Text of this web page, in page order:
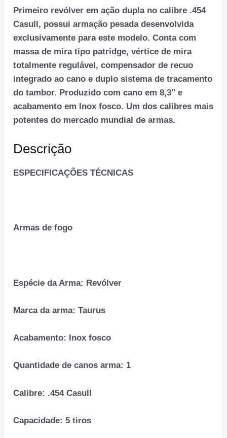
Primeiro revólver em ação dupla no calibre .454
Casull, possui armação pesada desenvolvida
exclusivamente para este modelo. Conta com
massa de mira tipo patridge, vértice de mira
totalmente regulável, compensador de recuo
integrado ao cano e duplo sistema de tracamento
do tambor. Produzido com cano em 8,3″ e
acabamento em Inox fosco. Um dos calibres mais
potentes do mercado mundial de armas.
Descrição
ESPECIFICAÇÕES TÉCNICAS
Armas de fogo
Espécie da Arma: Revólver
Marca da arma: Taurus
Acabamento: Inox fosco
Quantidade de canos arma: 1
Calibre: .454 Casull
Capacidade: 5 tiros